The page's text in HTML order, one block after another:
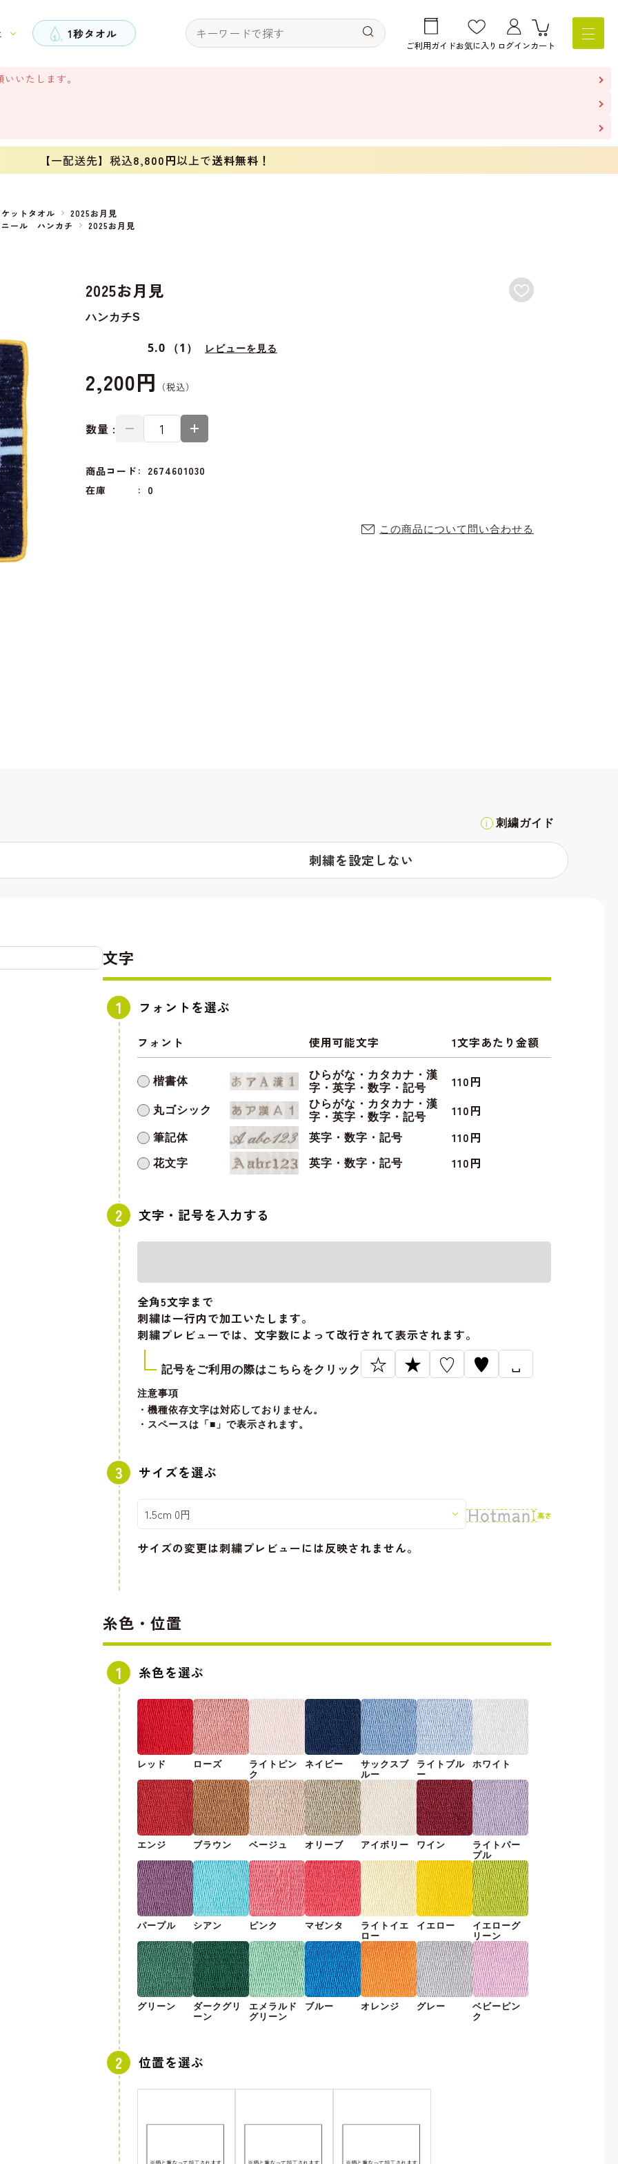
1秒タオル
ご利用ガイドお気に入り ログインカート
いたします。
【一配送先】税込8,800円以上で送料無料！
ットタオル
2025お月見
ニール ハンカチ
2025お月見
2025お月見
ハンカチS
5.0 （1） レビューを見る
2,200円
数量 :
商品コード
2674601030
在庫
0
この商品について問い合わせる
刺繍ガイド
刺繍を設定しない
文字
フォントを選ぶ
フォント 使用可能文字 1文字あたり金額
楷書体
ひらがな・カタカナ・漢
字・英字・数字・記号
110円
丸ゴシック
ひらがな・カタカナ・漢
字・英字・数字・記号
110円
筆記体 英字・数字・記号 110円
花文字 英字・数字・記号 110円
文字・記号を入力する
全角5文字 まで
刺繍は一行内で加工いたします。
刺繍プレビューでは、文字数によって改行されて表示されます。
記号をご利用の際はこちらをクリック ☆ ★ ♡ ♥ ␣
注意事項
・機種依存文字は対応しておりません。
・スペースは「■」で表示されます。
サイズを選ぶ
サイズの変更は刺繍プレビューには反映されません。
糸色・位置
糸色を選ぶ
レッド ローズ
ライトピン
ク
ネイビー
サックスブ
ルー
ライトブル
ー
ホワイト
エンジ ブラウン ベージュ オリーブ アイボリー ワイン
ライトパー
プル
パープル シアン ピンク マゼンタ
ライトイエ
ロー
イエロー
イエローグ
リーン
グリーン
ダークグリ
ーン
エメラルド
グリーン
ブルー オレンジ グレー
ベビーピン
ク
位置を選ぶ